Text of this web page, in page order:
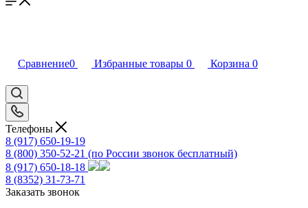
Сравнение0 Избранные товары 0 Корзина 0
Телефоны
8 (917) 650-19-19
8 (800) 350-52-21 (по России звонок бесплатный)
8 (917) 650-18-18
8 (8352) 31-73-71
Заказать звонок